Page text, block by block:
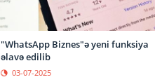
"WhatsApp Biznes"ə yeni funksiya
əlavə edilib
03-07-2025